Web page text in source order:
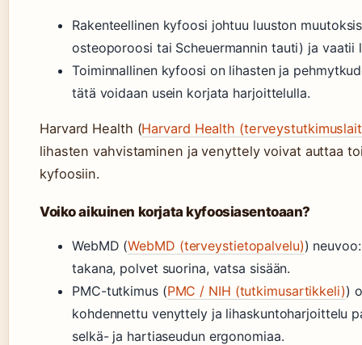
Rakenteellinen kyfoosi johtuu luuston
osteoporoosi tai Scheuermannin tauti) ja vaatii
Toiminnallinen kyfoosi on lihasten ja
tätä voidaan usein korjata harjoittelulla.
Harvard Health (Harvard Health
lihasten vahvistaminen ja venyttely voivat auttaa
kyfoosiin.
Voiko aikuinen korjata kyfoosiasentoaan?
WebMD (WebMD (terveystietopalvelu))
takana, polvet suorina, vatsa sisään.
PMC-tutkimus (PMC / NIH (tutkimusartikkeli))
kohdennettu venyttely ja lihaskuntoharjoittelu
selkä- ja hartiaseudun ergonomiaa.